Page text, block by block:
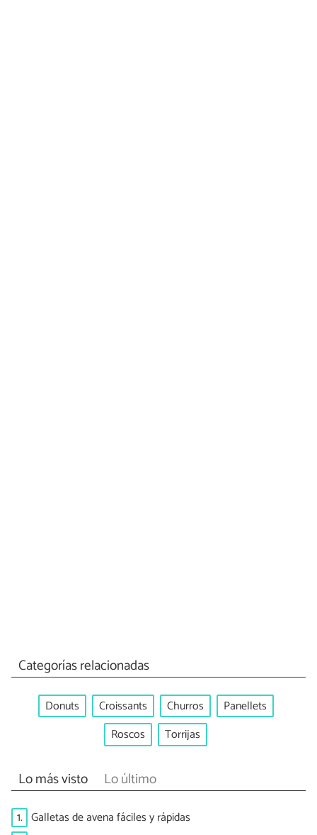
Categorías relacionadas
Donuts Croissants Churros
Panellets
Roscos
Torrijas
Lo más visto Lo último
1. Galletas de avena fáciles y rápidas